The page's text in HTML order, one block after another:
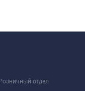
отдел